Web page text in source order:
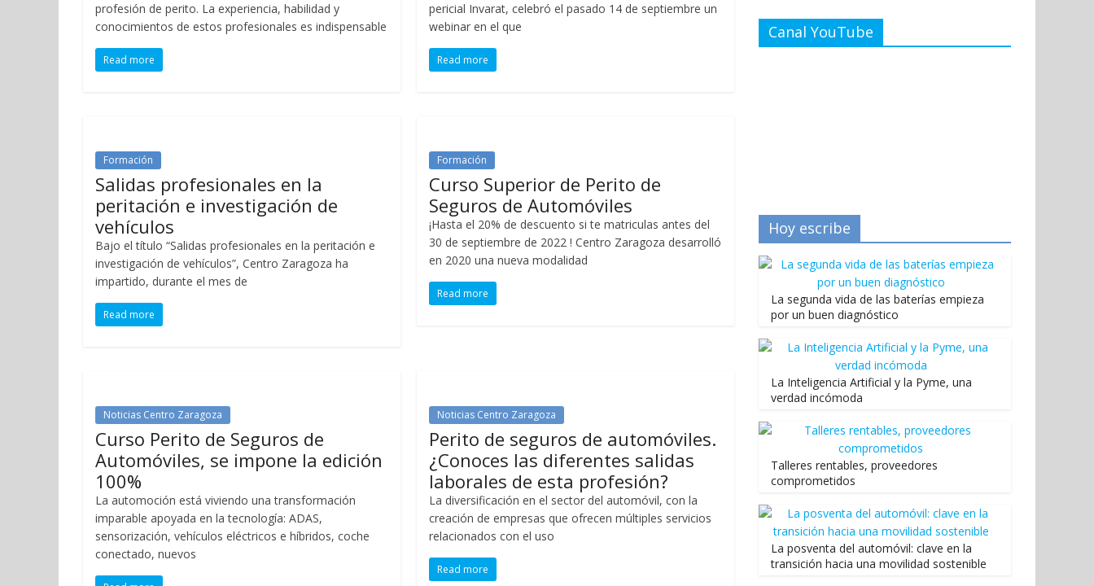
profesión de perito. La experiencia, habilidad y
conocimientos de estos profesionales es indispensable
Read more
pericial Invarat, celebró el pasado 14 de septiembre un
webinar en el que
Read more
Formación
Salidas profesionales en la
peritación e investigación de
vehículos
Bajo el título “Salidas profesionales en la peritación e
investigación de vehículos”, Centro Zaragoza ha
impartido, durante el mes de
Read more
Formación
Curso Superior de Perito de
Seguros de Automóviles
¡Hasta el 20% de descuento si te matriculas antes del
30 de septiembre de 2022 ! Centro Zaragoza desarrolló
en 2020 una nueva modalidad
Read more
Noticias Centro Zaragoza
Curso Perito de Seguros de
Automóviles, se impone la edición
100%
La automoción está viviendo una transformación
imparable apoyada en la tecnología: ADAS,
sensorización, vehículos eléctricos e híbridos, coche
conectado, nuevos
Noticias Centro Zaragoza
Perito de seguros de automóviles.
¿Conoces las diferentes salidas
laborales de esta profesión?
La diversificación en el sector del automóvil, con la
creación de empresas que ofrecen múltiples servicios
relacionados con el uso
Read more
Canal YouTube
Hoy escribe
La segunda vida de las baterías empieza
por un buen diagnóstico
La Inteligencia Artificial y la Pyme, una
verdad incómoda
Talleres rentables, proveedores
comprometidos
La posventa del automóvil: clave en la
transición hacia una movilidad sostenible